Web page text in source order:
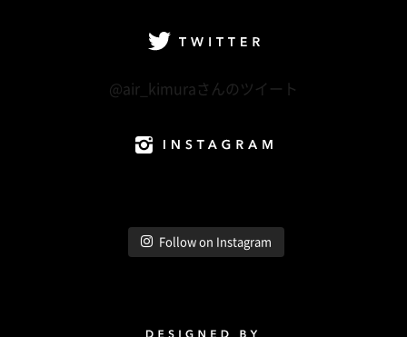
@air_kimuraさんのツイート
Follow on Instagram